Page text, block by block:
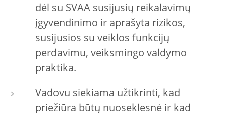
dėl su SVAA susijusių reikalavimų
įgyvendinimo ir aprašyta rizikos,
susijusios su veiklos funkcijų
perdavimu, veiksmingo valdymo
praktika.
Vadovu siekiama užtikrinti, kad
priežiūra būtų nuoseklesnė ir kad